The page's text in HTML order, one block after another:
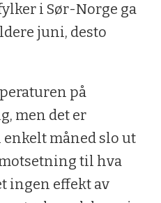
i Sør-Norge ga
juni, desto
på
men det er
måned slo ut
til hva
ingen effekt av